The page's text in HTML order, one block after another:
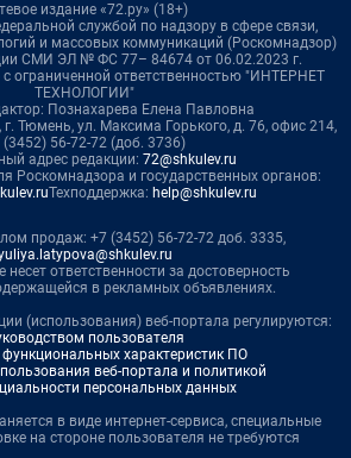
издание «72.ру» (18+)
службой по надзору в сфере связи,
и массовых коммуникаций (Роскомнадзор)
СМИ ЭЛ № ФС 77– 84674 от 06.02.2023 г.
ограниченной ответственностью "ИНТЕРНЕТ
ТЕХНОЛОГИИ"
Познахарева Елена Павловна
Тюмень, ул. Максима Горького, д. 76, офис 214,
(3452) 56-72-72 (доб. 3736)
адрес редакции: 72@shkulev.ru
Роскомнадзора и государственных органов:
Техподдержка: help@shkulev.ru
продаж: +7 (3452) 56-72-72 доб. 3335,
несет ответственности за достоверность
в рекламных объявлениях.
(использования) веб-портала регулируются:
пользователя
характеристик ПО
веб-портала и политикой
персональных данных
в виде интернет-сервиса, специальные
на стороне пользователя не требуются